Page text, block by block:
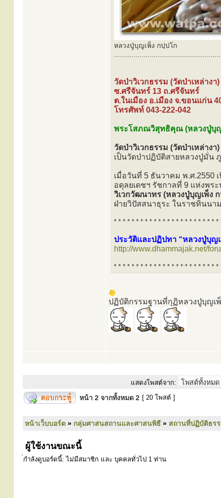
หลวงปู่บุญเพ็ง กปฺปโก
วัดป่าวิเวกธรรม (วัดป่าเหล่างา)
ซ.ศรีจันทร์ 13 ถ.ศรีจันทร์
ต.ในเมือง อ.เมือง จ.ขอนแก่น
โทรศัพท์ 043-222-042
พระโสภณวิสุทธิคุณ (หลวงปู่บุญ
วัดป่าวิเวกธรรม (วัดป่าเหล่างา)
เป็นวัดป่าปฏิบัติสายหลวงปู่มั่น
เมื่อวันที่ 5 ธันวาคม พ.ศ.2550
อดุลยเดชฯ รัชกาลที่ 9 แห่งพร
วิเวกวัฒนาทร (หลวงปู่บุญเพ็ง
ฝ่ายวิปัสสนาธุระ ในราชทินน
* * * * * * * * * * * * * * * * * * * * * * * *
ประวัติและปฏิปทา “หลวงปู่บุญ
http://www.dhammajak.net/
* * * * * * * * * * * * * * * * * * * * * * * *
ปฏิบัติกรรมฐานที่กุฏิหลวงปู่บุญเพ็
แสดงโพสต์จาก:
หน้า 2 จากทั้งหมด 2 [ 20 โพสต์ ]
หน้าเว็บบอร์ด » กลุ่มศาสนสถานและศาสนพิธี » สถานที่ปฏิบัติธร
ผู้ใช้งานขณะนี้
่กำลังดูบอร์ดนี้: ไม่มีสมาชิก และ บุคคลทั่วไป 1 ท่าน